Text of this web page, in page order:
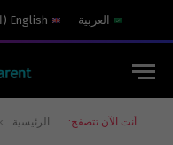
العربية English
(
أنت الآن تتصفح: الرئيسية